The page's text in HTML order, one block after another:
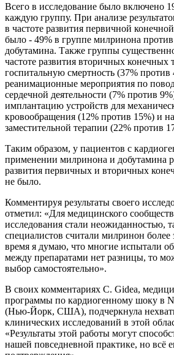
Всего в исследование было включено
каждую группу. При анализе
в частоте развития первичной
было - 49% в группе милринона
добутамина. Также группы
частоте развития вторичных конечных
госпитальную смертность (37%
реанимационные мероприятия по
сердечной деятельности (7% против
имплантацию устройств для
кровообращения (12% против 15%) и
заместительной терапии (22% против
Таким образом, у пациентов с
применении милринона и добутамина
развития первичных и вторичных
не было.
Комментируя результаты своего
отметил: «Для медицинского
исследования стали неожиданностью,
специалистов считали милринон
время я думаю, что многие испытали
между препаратами нет разницы, то
выбор самостоятельно».
В своих комментариях C. Gidea,
программы по кардиогенному шоку в
(Нью-Йорк, США), подчеркнула
клинических исследований в этой
«Результаты этой работы могут
нашей повседневной практике, но всё